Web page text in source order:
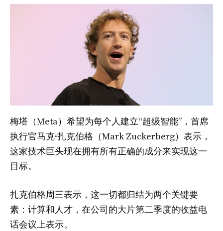
梅塔（Meta）希望为每个人建立“超级智能”，首席
执行官马克·扎克伯格（Mark Zuckerberg）表示，
这家技术巨头现在拥有所有正确的成分来实现这一
目标。
扎克伯格周三表示，这一切都归结为两个关键要
素：计算和人才，在公司的大片第二季度的收益电
话会议上表示。